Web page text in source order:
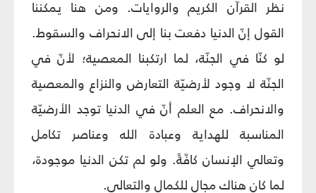
نظر القرآن الكريم والروايات. ومن هنا يمكننا
القول إنّ الدنيا دفعت بنا إلى الانحراف والسقوط.
لو كنّا في الجنّة، لما ارتكبنا المعصية؛ لأنّ في
الجنّة لا وجود لأرضيّة التعارض والنزاع والمعصية
والانحراف. مع العلم أنّ في الدنيا توجد الأرضيّة
المناسبة للهداية وعبادة الله وعناصر تكامل
وتعالي الإنسان كافّةً. ولو لم تكن الدنيا موجودة،
لما كان هناك مجال للكمال والتعالي.